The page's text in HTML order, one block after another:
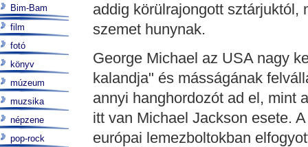
addig körülrajongott sztárjuktól,
szemet hunynak.
George Michael az USA nagy
kalandja" és másságának
annyi hanghordozót ad el, mint
itt van Michael Jackson esete.
európai lemezboltokban
Bim-Bam
film
fotó
könyv
múzeum
muzsika
népzene
pop-rock